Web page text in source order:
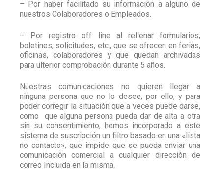
– Por haber facilitado su información a alguno de
nuestros Colaboradores o Empleados.
– Por registro off line al rellenar formularios,
boletines, solicitudes, etc., que se ofrecen en ferias,
oficinas, colaboradores y que quedan archivadas
para ulterior comprobación durante 5 años.
Nuestras comunicaciones no quieren llegar a
ninguna persona que no lo desee, por ello, y para
poder corregir la situación que a veces puede darse,
como
que alguna persona pueda dar de alta a otra
sin su consentimiento, hemos incorporado a este
sistema de suscripción un filtro basado en una «lista
no contacto», que impide que se pueda enviar una
comunicación comercial a cualquier dirección de
correo Incluida en la misma.